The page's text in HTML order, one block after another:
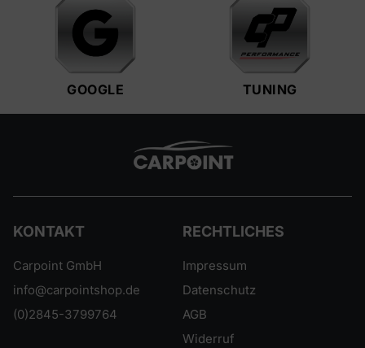
GOOGLE TUNING
KONTAKT
Carpoint GmbH
info@carpointshop.de
(0)2845-3799764
RECHTLICHES
Impressum
Datenschutz
AGB
Widerruf